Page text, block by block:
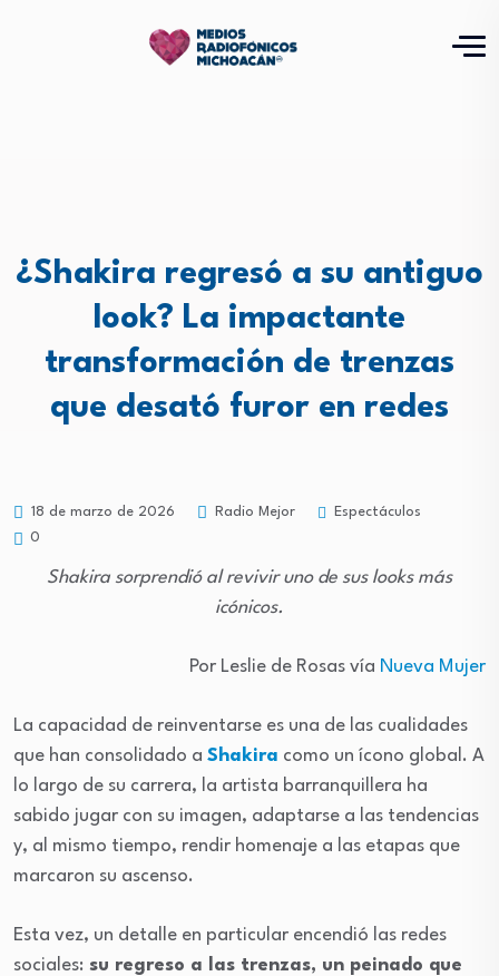
¿Shakira regresó a su antiguo
look? La impactante
transformación de trenzas
que desató furor en redes
18 de marzo de 2026 Radio Mejor
Espectáculos
0
Shakira sorprendió al revivir uno de sus looks más
icónicos.
Por Leslie de Rosas vía Nueva Mujer
La capacidad de reinventarse es una de las cualidades
que han consolidado a Shakira como un ícono global. A
lo largo de su carrera, la artista barranquillera ha
sabido jugar con su imagen, adaptarse a las tendencias
y, al mismo tiempo, rendir homenaje a las etapas que
marcaron su ascenso.
Esta vez, un detalle en particular encendió las redes
sociales: su regreso a las trenzas, un peinado que